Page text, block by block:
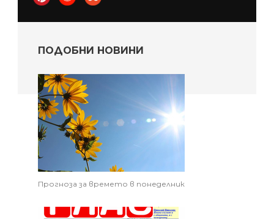
ПОДОБНИ НОВИНИ
Прогноза за времето в понеделник